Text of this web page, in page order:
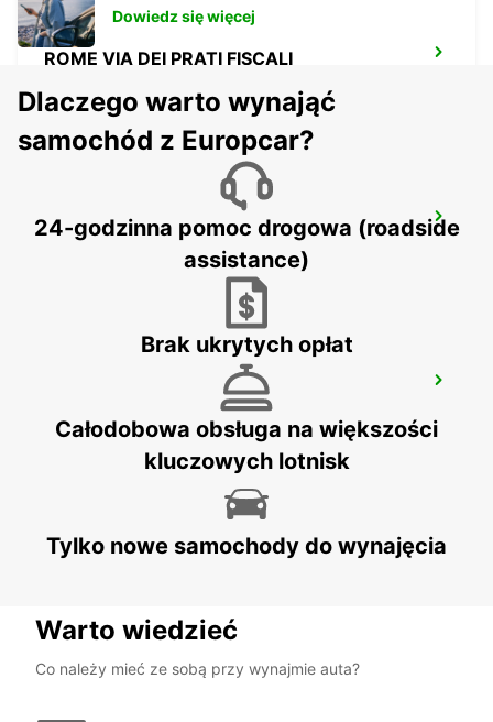
ROME VIA DEI PRATI FISCALI
ROME VIA CIPRO (VATICAN)
ROMA - ITALY
ROME CORSO FRANCIA
Dowiedz się więcej
Dlaczego warto wynająć
samochód z Europcar?
24-godzinna pomoc drogowa (roadside
assistance)
Brak ukrytych opłat
Całodobowa obsługa na większości
kluczowych lotnisk
Tylko nowe samochody do wynajęcia
Warto wiedzieć
Co należy mieć ze sobą przy wynajmie auta?